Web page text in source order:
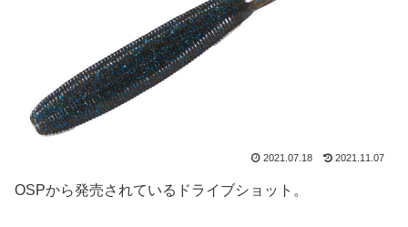
2021.07.18 2021.11.07
OSPから発売されているドライブショット。